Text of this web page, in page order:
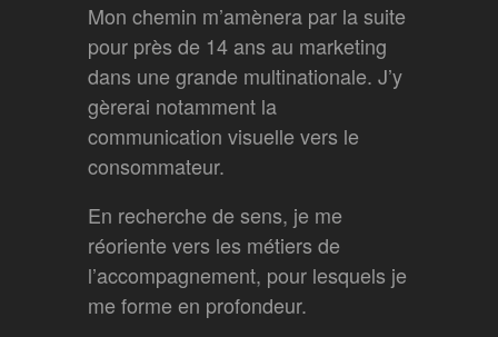
Mon chemin m’amènera par la suite
pour près de 14 ans au marketing
dans une grande multinationale. J’y
gèrerai notamment la
communication visuelle vers le
consommateur.
En recherche de sens, je me
réoriente vers les métiers de
l’accompagnement, pour lesquels je
me forme en profondeur.